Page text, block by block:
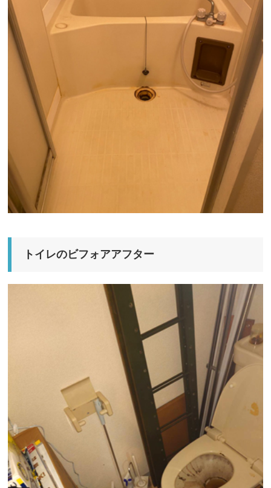
トイレのビフォアアフター